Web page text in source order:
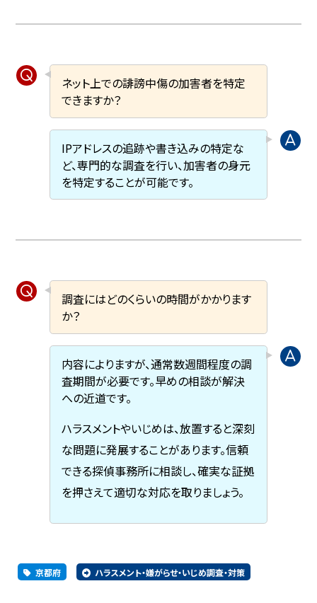
ネット上での誹謗中傷の加害者を特定
できますか？
IPアドレスの追跡や書き込みの特定な
ど、専門的な調査を行い、加害者の身元
を特定することが可能です。
調査にはどのくらいの時間がかかります
か？
内容によりますが、通常数週間程度の調
査期間が必要です。早めの相談が解決
への近道です。
ハラスメントやいじめは、放置すると深刻
な問題に発展することがあります。信頼
できる探偵事務所に相談し、確実な証拠
を押さえて適切な対応を取りましょう。
京都府 ハラスメント・嫌がらせ・いじめ調査・対策